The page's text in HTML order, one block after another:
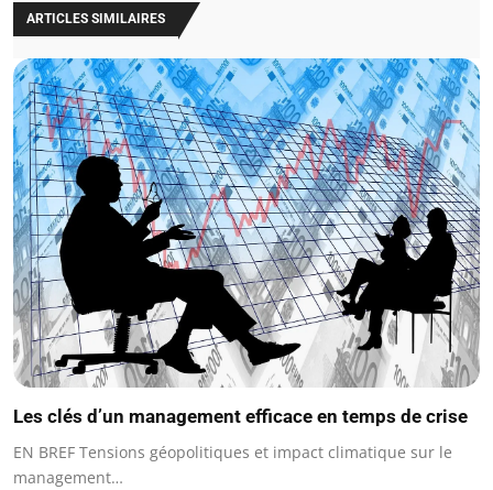
ARTICLES SIMILAIRES
Les clés d’un management efficace en temps de crise
EN BREF Tensions géopolitiques et impact climatique sur le
management…